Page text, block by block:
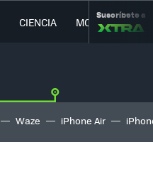
CIENCIA MOVILIDAD
Suscríbete a
Waze iPhone Air